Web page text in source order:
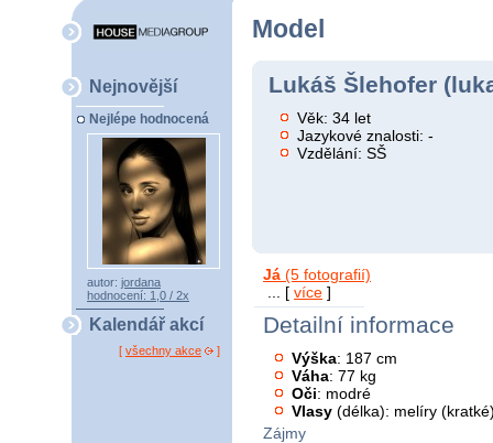
Nejnovější
Nejlépe hodnocená
autor: jordana
hodnocení: 1,0 / 2x
Kalendář akcí
[ všechny akce ]
Model
Lukáš Šlehofer
Věk: 34 let
Jazykové znalosti: -
Vzdělání: SŠ
Já (5 fotografií)
... [ více ]
Detailní informace
Výška: 187 cm
Váha: 77 kg
Oči: modré
Vlasy (délka): melíry
Zájmy